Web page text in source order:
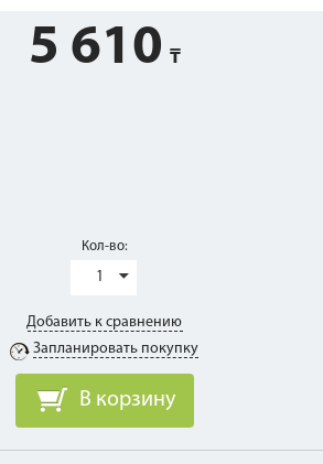
5 610
Кол-во:
1
Добавить к сравнению
Запланировать покупку
В корзину